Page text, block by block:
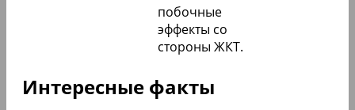
побочные
эффекты со
стороны ЖКТ.
Интересные факты